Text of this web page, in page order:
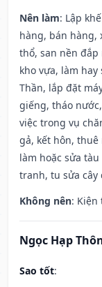
Nên làm: Lập
hàng, bán hàng,
thổ, san nền đắp
kho vựa, làm
Thần, lắp đặt
giếng, tháo
việc trong vụ
gả, kết hôn,
làm hoặc sửa
tranh, tu sửa cây
Không nên: Kiện
Ngọc Hạp
Sao tốt: